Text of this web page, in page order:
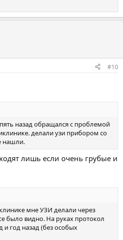
#10
назад обращался с проблемой
делали узи прибором со
нашли.
лишь если очень грубые и
мне УЗИ делали через
было видно. На руках протокол
и год назад (без особых